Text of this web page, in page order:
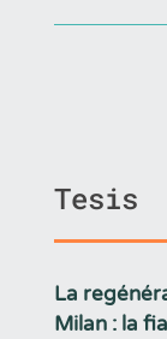
Tesis
La
Milan : la